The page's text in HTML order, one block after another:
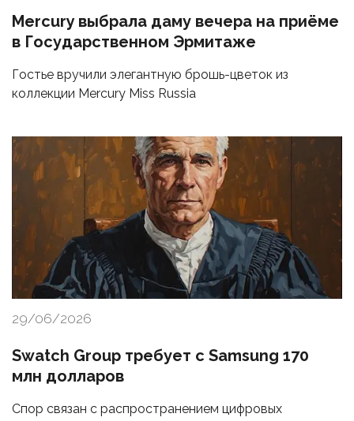
Mercury выбрала даму вечера на приёме
в Государственном Эрмитаже
Гостье вручили элегантную брошь-цветок из
коллекции Mercury Miss Russia
29/06/2026
Swatch Group требует с Samsung 170
млн долларов
Спор связан с распространением цифровых